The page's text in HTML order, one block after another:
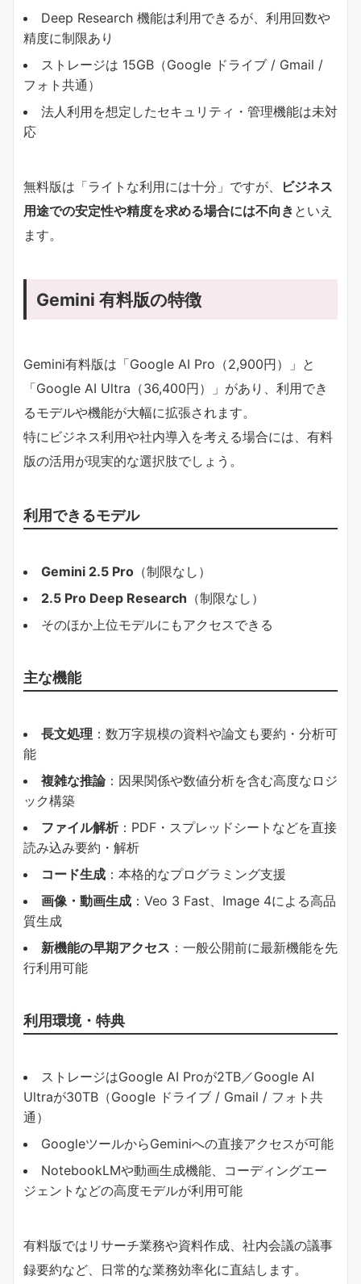
Deep Research 機能は利用できるが、利用回数や
精度に制限あり
ストレージは 15GB（Google ドライブ / Gmail /
フォト共通）
法人利用を想定したセキュリティ・管理機能は未対
応
無料版は「ライトな利用には十分」ですが、
ビジネス
用途での安定性や精度を求める場合には不向き といえ
ます。
Gemini 有料版の特徴
Gemini有料版は「Google AI Pro（2,900円）」と
「Google AI Ultra（36,400円）」があり、利用でき
るモデルや機能が大幅に拡張されます。
特にビジネス利用や社内導入を考える場合には、有料
版の活用が現実的な選択肢でしょう。
利用できるモデル
Gemini 2.5 Pro （制限なし）
2.5 Pro Deep Research （制限なし）
そのほか上位モデルにもアクセスできる
主な機能
長文処理 ：数万字規模の資料や論文も要約・分析可
能
複雑な推論：因果関係や数値分析を含む高度なロジ
ック構築
ファイル解析：PDF・スプレッドシートなどを直接
読み込み要約・解析
コード生成 ：本格的なプログラミング支援
画像・動画生成 ：Veo 3 Fast、Image 4による高品
質生成
新機能の早期アクセス ：一般公開前に最新機能を先
行利用可能
利用環境・特典
ストレージはGoogle AI Proが2TB／Google AI
Ultraが30TB（Google ドライブ / Gmail / フォト共
通）
GoogleツールからGeminiへの直接アクセスが可能
NotebookLMや動画生成機能、コーディングエー
ジェントなどの高度モデルが利用可能
有料版ではリサーチ業務や資料作成、社内会議の議事
録要約など、日常的な業務効率化に直結します。